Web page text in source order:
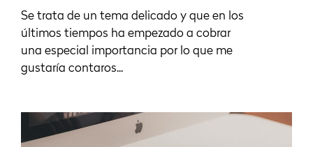
Se trata de un tema delicado y que en los
últimos tiempos ha empezado a cobrar
una especial importancia por lo que me
gustaría contaros...